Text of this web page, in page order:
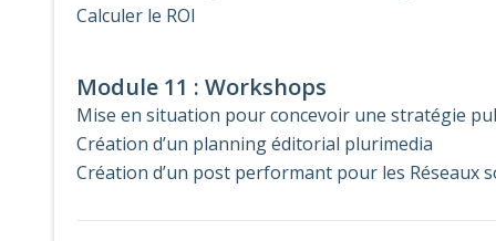
Calculer le ROI
Module 11 : Workshops
Mise en situation pour concevoir une stratégie
Création d’un planning éditorial plurimedia
Création d’un post performant pour les Réseaux